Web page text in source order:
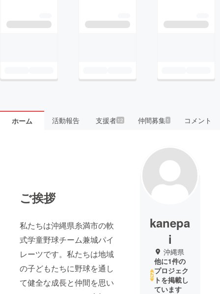
ホーム 活動報告 支援者 12 仲間募集 1 コメント
ご挨拶
私たちは沖縄県糸満市の軟
式学童野球チーム兼城パイ
レーツです。私たちは地域
の子どもたちに野球を通し
て健全な成長と仲間を思い
kanepa
i
沖縄県
他に1件の
プロジェク
トを掲載し
ています